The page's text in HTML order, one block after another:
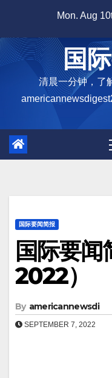
content
Mon. Aug
国
清晨一分钟，了
国际要闻简报
国际要
2022）
By americannewsdi
SEPTEMBER 7, 2022